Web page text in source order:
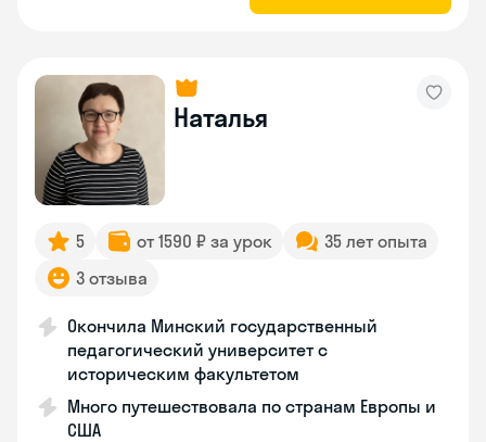
Наталья
5 от 1590 ₽ за урок
35 лет опыта
3 отзыва
Окончила Минский государственный
педагогический университет с
историческим факультетом
Много путешествовала по странам Европы и
США